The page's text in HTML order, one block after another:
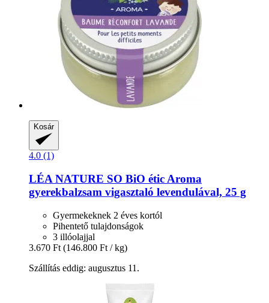
Kosár
4.0 (1)
LÉA NATURE SO BiO étic Aroma
gyerekbalzsam vigasztaló levendulával, 25 g
Gyermekeknek 2 éves kortól
Pihentető tulajdonságok
3 illóolajjal
3.670 Ft (146.800 Ft / kg)
Szállítás eddig: augusztus 11.